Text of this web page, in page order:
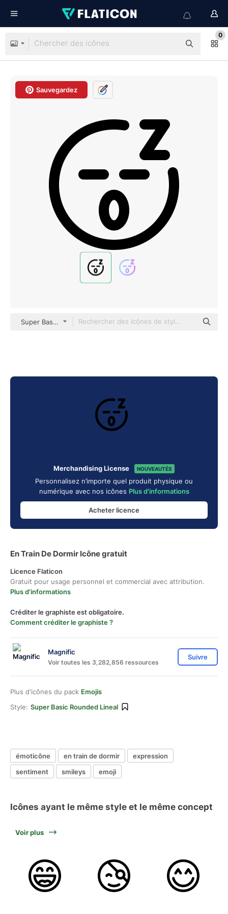
0
Sauvegardez
Super Basic Rounded Lineal
Merchandising License NOUVEAUTÉS
Personnalisez n’importe quel produit physique ou
numérique avec nos icônes Plus d'informations
Acheter licence
En Train De Dormir Icône gratuit
Licence Flaticon
Gratuit pour usage personnel et commercial avec attribution.
Plus d'informations
Créditer le graphiste est obligatoire.
Comment créditer le graphiste ?
Magnific
Voir toutes les 3,282,856 ressources
Suivre
Plus d'icônes du pack Emojis
Style: Super Basic Rounded Lineal
émoticône en train de dormir
expression
sentiment
smileys emoji
Icônes ayant le même style et le même concept
Voir plus